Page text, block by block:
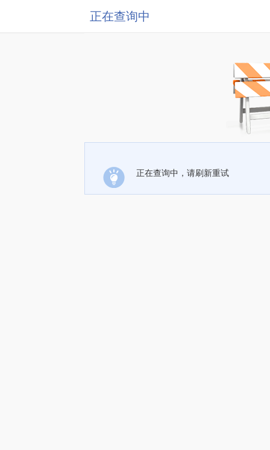
正在查询中
正在查询中，请刷新重试